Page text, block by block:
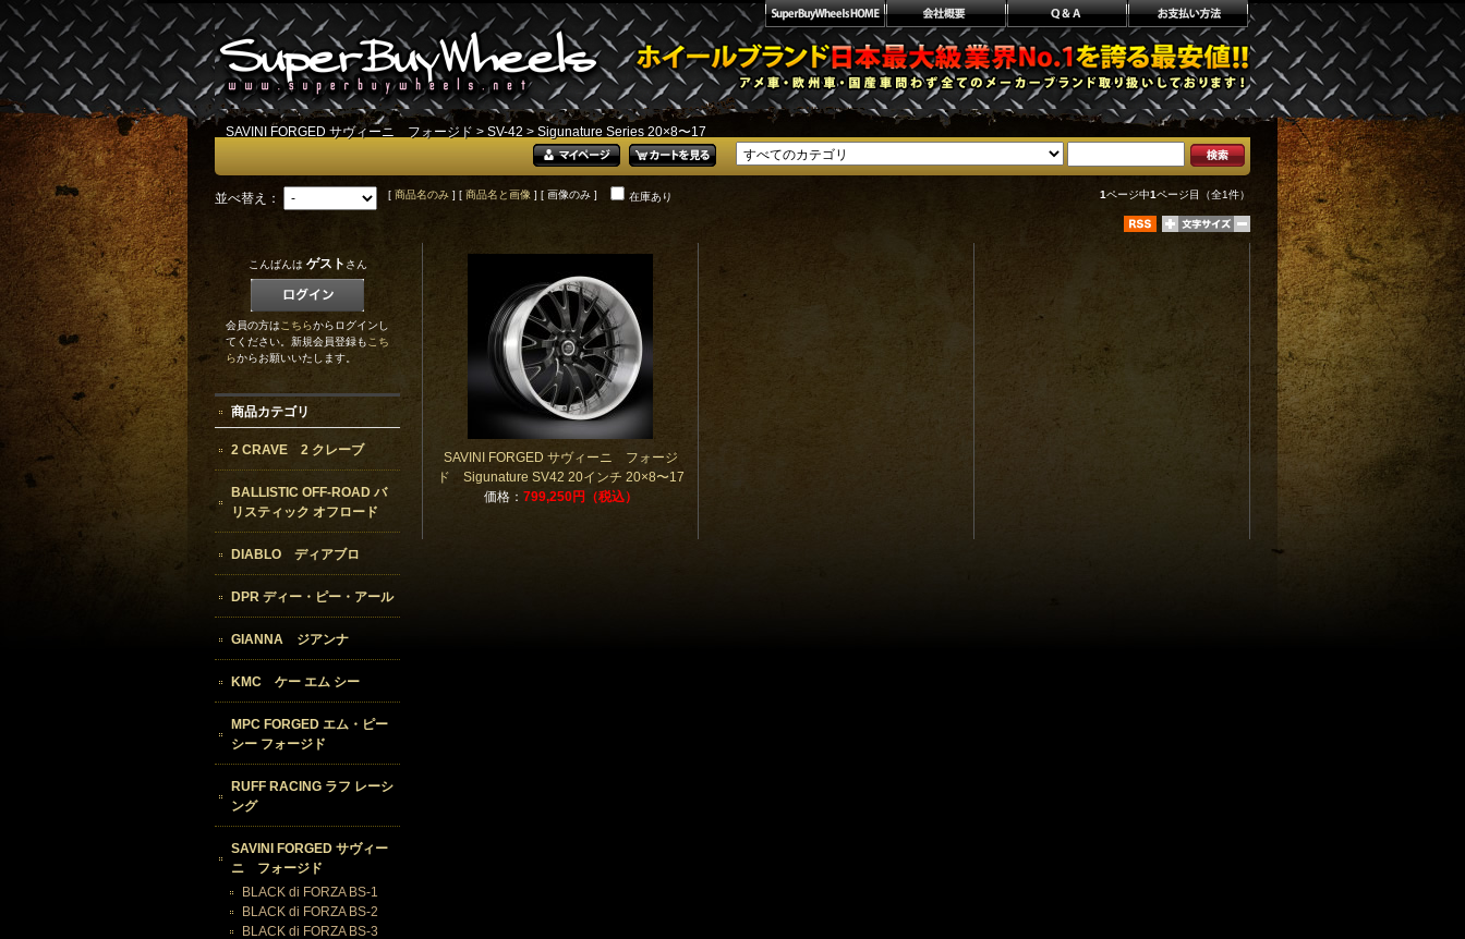
SAVINI FORGED サヴィーニ フォージド > SV-42 > Sigunature Series 20×8〜17
並べ替え： [ 商品名のみ ] [ 商品名と画像 ] [ 画像のみ ] 在庫あり 1ページ中1ページ目（全1件）
SAVINI FORGED サヴィーニ フォージ
ド Sigunature SV42 20インチ 20×8〜17
価格： 799,250円（税込）
こんばんは ゲスト さん
会員の方はこちらからログインし
てください。新規会員登録もこち
らからお願いいたします。
商品カテゴリ
2 CRAVE 2 クレーブ
BALLISTIC OFF-ROAD バ
リスティック オフロード
DIABLO ディアブロ
DPR ディー・ピー・アール
GIANNA ジアンナ
KMC ケー エム シー
MPC FORGED エム・ピー
シー フォージド
RUFF RACING ラフ レーシ
ング
SAVINI FORGED サヴィー
ニ フォージド
BLACK di FORZA BS-1
BLACK di FORZA BS-2
BLACK di FORZA BS-3